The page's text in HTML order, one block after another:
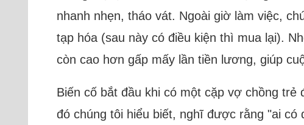
nhanh nhẹn, tháo vát. Ngoài giờ làm việc,
tạp hóa (sau này có điều kiện thì mua lại).
còn cao hơn gấp mấy lần tiền lương, giúp
Biến cố bắt đầu khi có một cặp vợ chồng
đó chúng tôi hiểu biết, nghĩ được rằng "ai